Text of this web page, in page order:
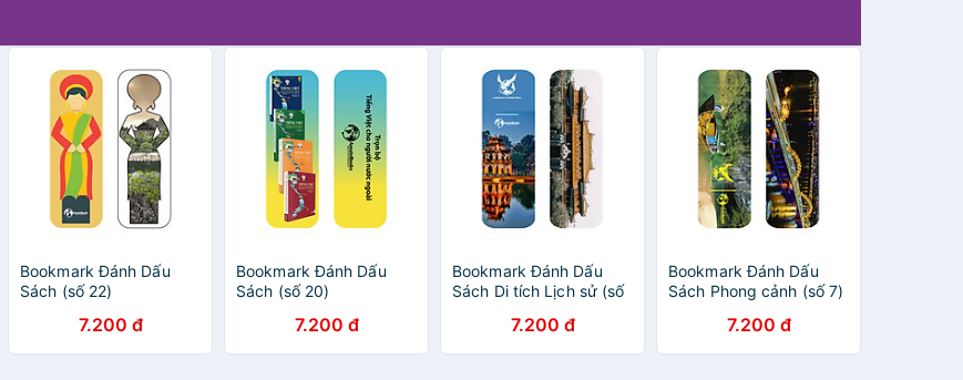
Bookmark Đánh Dấu
Sách (số 22)
7.200 đ
Bookmark Đánh Dấu
Sách (số 20)
7.200 đ
Bookmark Đánh Dấu
Sách Di tích Lịch sử (số
7.200 đ
Bookmark Đánh Dấu
Sách Phong cảnh (số 7)
7.200 đ